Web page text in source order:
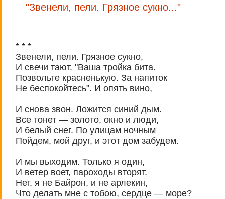
"Звенели, пели. Грязное сукно..."
* * *
Звенели, пели. Грязное сукно,
И свечи тают. "Ваша тройка бита.
Позвольте красненькую. За напиток
Не беспокойтесь". И опять вино,
И снова звон. Ложится синий дым.
Все тонет — золото, окно и люди,
И белый снег. По улицам ночным
Пойдем, мой друг, и этот дом забудем.
И мы выходим. Только я один,
И ветер воет, пароходы вторят.
Нет, я не Байрон, и не арлекин,
Что делать мне с тобою, сердце — море?